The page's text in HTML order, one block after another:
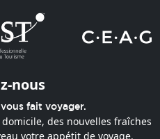
nous
fait voyager.
des nouvelles fraîches
votre appétit de voyage.